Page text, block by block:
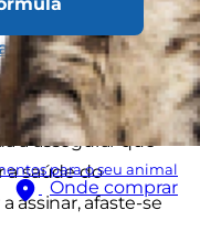
para o seu animal
Onde comprar
criador
sugestões
Peça sempre
umcontrato
a assegurar que
a saúde do
assinar, afaste-se